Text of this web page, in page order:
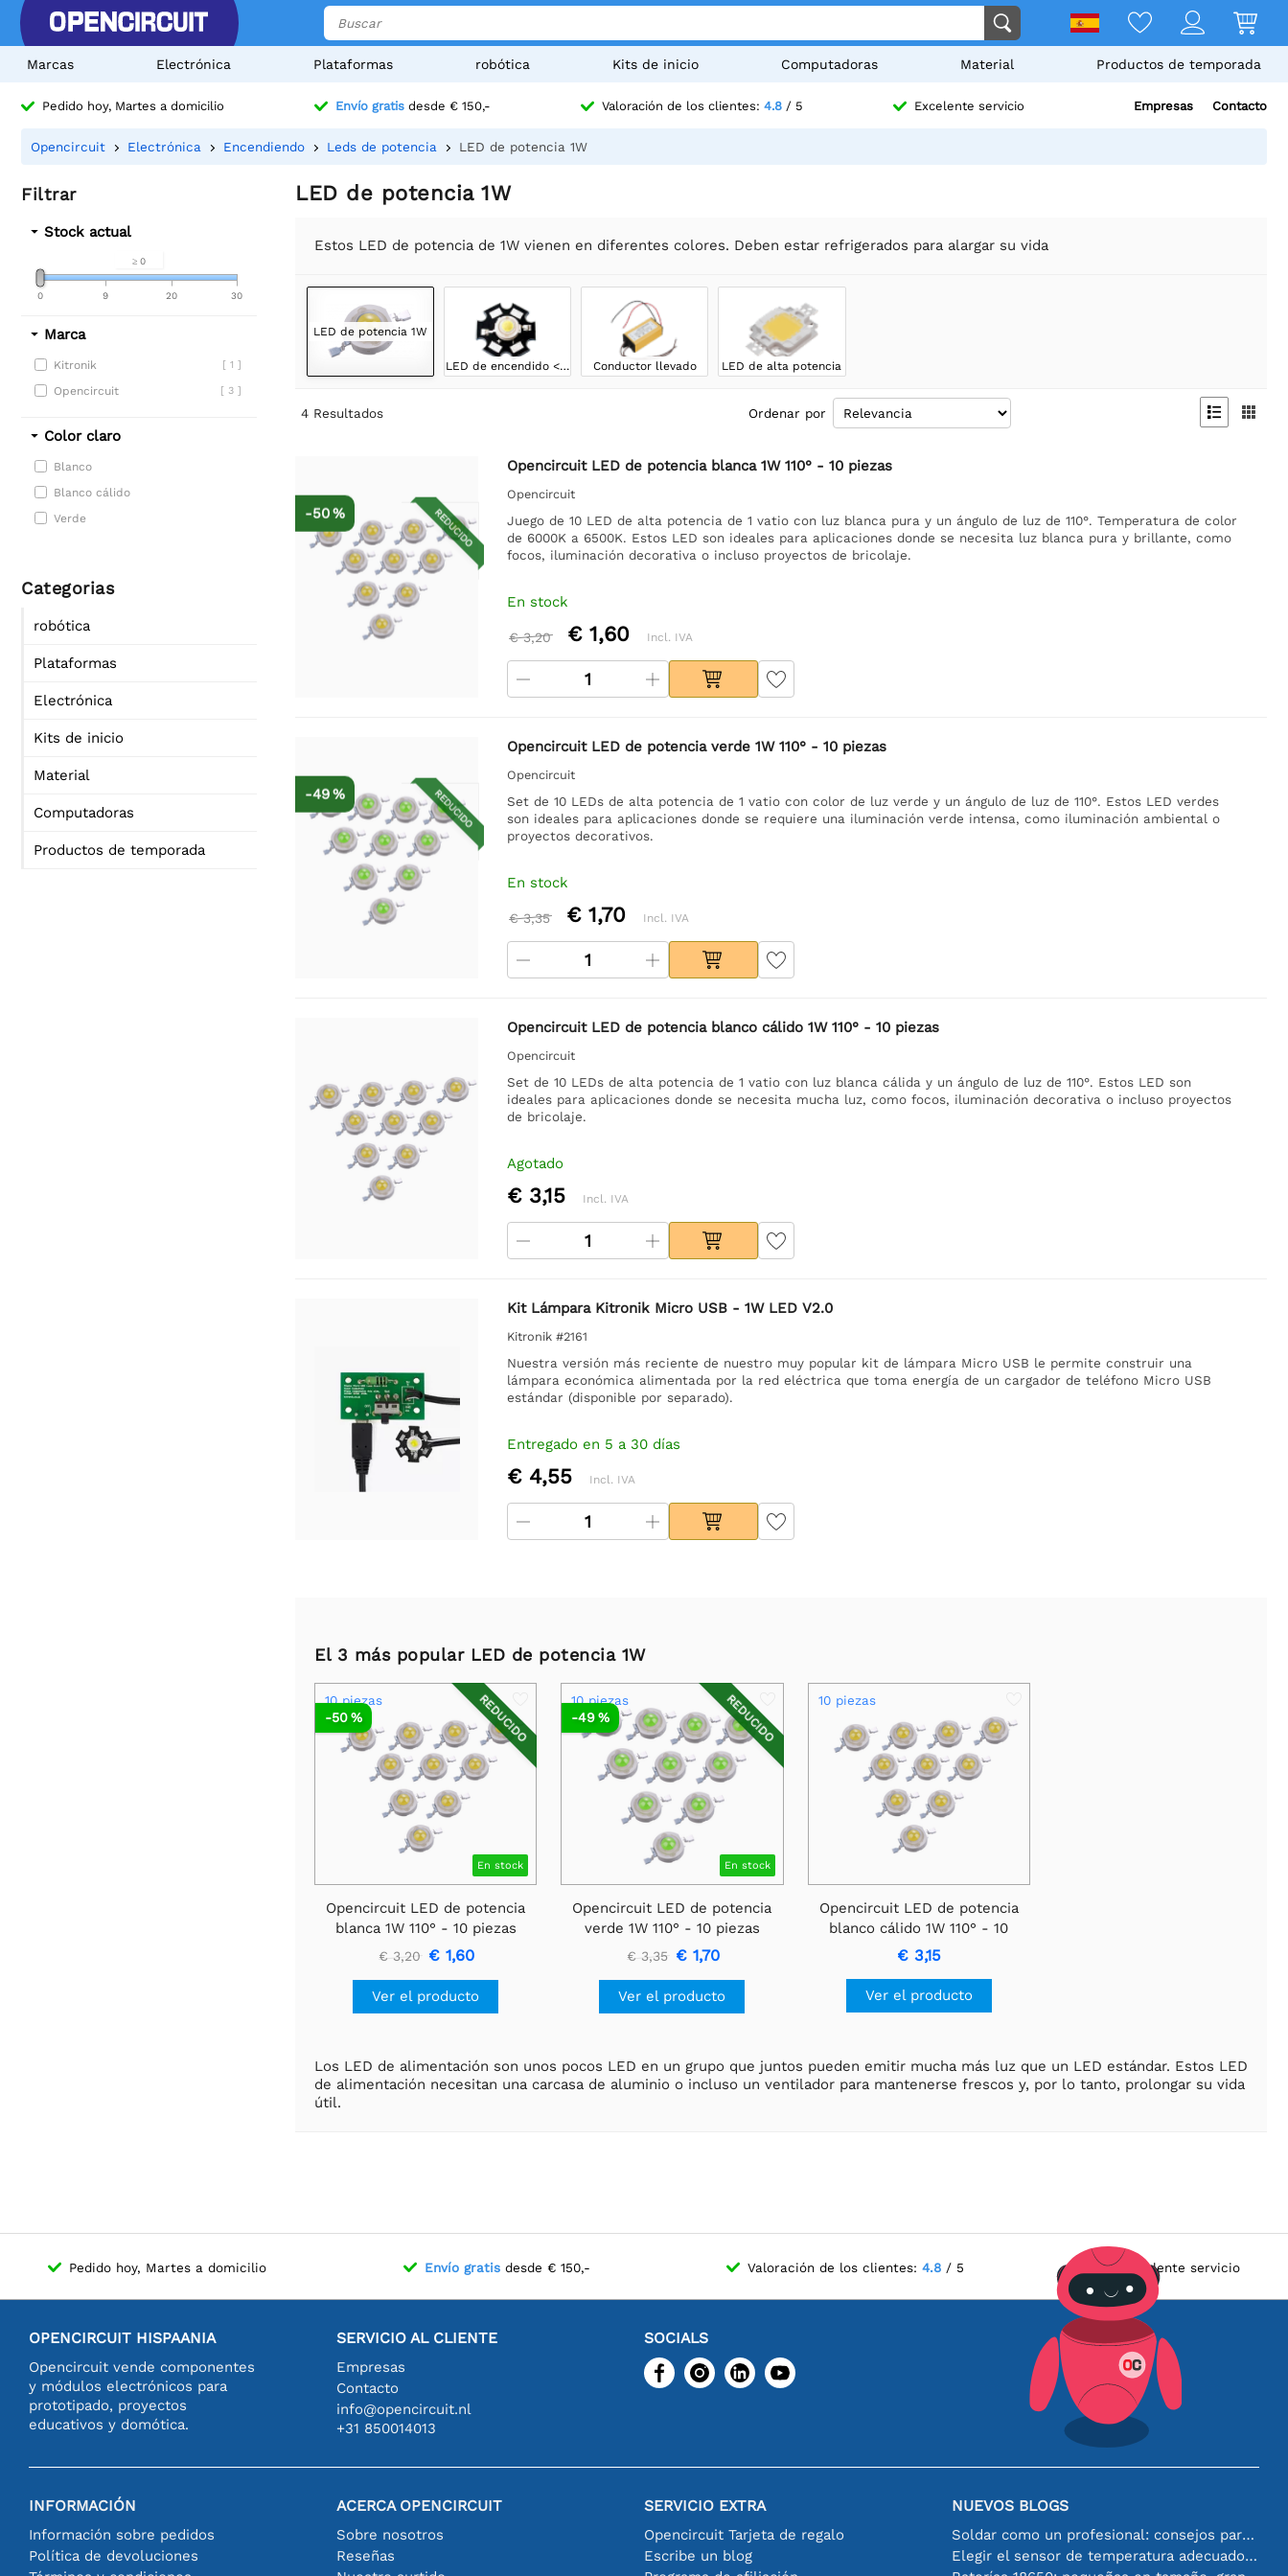
Marcas Electrónica Plataformas robótica Kits de inicio Computadoras Material Productos de temporada
Pedido hoy, Martes a domicilio Envío gratis desde € 150,- Valoración de los clientes: 4.8 / 5 Excelente servicio Empresas Contacto
Opencircuit Electrónica Encendiendo Leds de potencia LED de potencia 1W
Filtrar
Stock actual
≥ 0
0 30
9 20
Marca
Kitronik [ 1 ]
Opencircuit [ 3 ]
Color claro
Blanco
Blanco cálido
Verde
Categorias
robótica
Plataformas
Electrónica
Kits de inicio
Material
Computadoras
Productos de temporada
LED de potencia 1W
Estos LED de potencia de 1W vienen en diferentes colores. Deben estar refrigerados para alargar su vida
LED de potencia 1W
LED de encendido <10W Conductor llevado LED de alta potencia
4 Resultados Ordenar por  
REDUCIDO
-50 %
Opencircuit LED de potencia blanca 1W 110° - 10 piezas
Opencircuit
Juego de 10 LED de alta potencia de 1 vatio con luz blanca pura y un ángulo de luz de 110°. Temperatura de color
de 6000K a 6500K. Estos LED son ideales para aplicaciones donde se necesita luz blanca pura y brillante, como
focos, iluminación decorativa o incluso proyectos de bricolaje.
En stock
€ 3,20 € 1,60 Incl. IVA
REDUCIDO
-49 %
Opencircuit LED de potencia verde 1W 110° - 10 piezas
Opencircuit
Set de 10 LEDs de alta potencia de 1 vatio con color de luz verde y un ángulo de luz de 110°. Estos LED verdes
son ideales para aplicaciones donde se requiere una iluminación verde intensa, como iluminación ambiental o
proyectos decorativos.
En stock
€ 3,35 € 1,70 Incl. IVA
Opencircuit LED de potencia blanco cálido 1W 110° - 10 piezas
Opencircuit
Set de 10 LEDs de alta potencia de 1 vatio con luz blanca cálida y un ángulo de luz de 110°. Estos LED son
ideales para aplicaciones donde se necesita mucha luz, como focos, iluminación decorativa o incluso proyectos
de bricolaje.
Agotado
€ 3,15 Incl. IVA
Kit Lámpara Kitronik Micro USB - 1W LED V2.0
Kitronik #2161
Nuestra versión más reciente de nuestro muy popular kit de lámpara Micro USB le permite construir una
lámpara económica alimentada por la red eléctrica que toma energía de un cargador de teléfono Micro USB
estándar (disponible por separado).
Entregado en 5 a 30 días
€ 4,55 Incl. IVA
El 3 más popular LED de potencia 1W
REDUCIDO
10 piezas
En stock
-50 %
Opencircuit LED de potencia
blanca 1W 110° - 10 piezas
€ 3,20 € 1,60
Ver el producto
REDUCIDO
10 piezas
En stock
-49 %
Opencircuit LED de potencia
verde 1W 110° - 10 piezas
€ 3,35 € 1,70
Ver el producto
10 piezas
Opencircuit LED de potencia
blanco cálido 1W 110° - 10
piezas
€ 3,15
Ver el producto
Los LED de alimentación son unos pocos LED en un grupo que juntos pueden emitir mucha más luz que un LED estándar. Estos LED
de alimentación necesitan una carcasa de aluminio o incluso un ventilador para mantenerse frescos y, por lo tanto, prolongar su vida
útil.
Pedido hoy, Martes a domicilio Envío gratisdesde € 150,- Valoración de los clientes:4.8 / 5 Excelente servicio
OPENCIRCUIT HISPAANIA
Opencircuit vende componentes
y módulos electrónicos para
prototipado, proyectos
educativos y domótica.
SERVICIO AL CLIENTE
Empresas
Contacto
info@opencircuit.nl
+31 850014013
SOCIALS
INFORMACIÓN
Información sobre pedidos
Política de devoluciones
ACERCA OPENCIRCUIT
Sobre nosotros
Reseñas
SERVICIO EXTRA
Opencircuit Tarjeta de regalo
Escribe un blog
NUEVOS BLOGS
Soldar como un profesional: consejos para conexiones electrónicas perfectas
Elegir el sensor de temperatura adecuado [youtube]